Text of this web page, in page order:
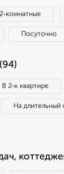
2‑комнатные
Посуточно
В 2‑к квартире
На длительный